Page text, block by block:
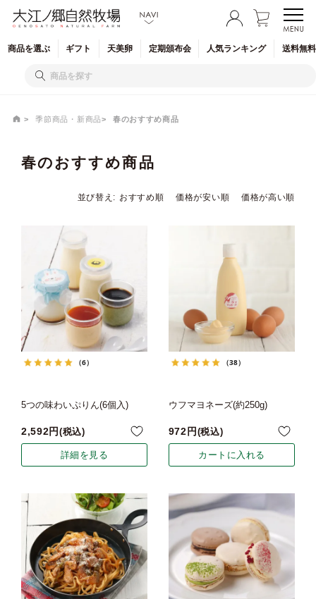
商品を選ぶ ギフト 天美卵 定期頒布会 人気ランキング 送料無
季節商品・新商品 春のおすすめ商品
春のおすすめ商品
並び替え おすすめ順 価格が安い順 価格が高い順
（6）
5つの味わいぷりん(6個入)
2,592 税込
詳細を見る
（38）
ウフマヨネーズ(約250g)
972 税込
カートに入れる